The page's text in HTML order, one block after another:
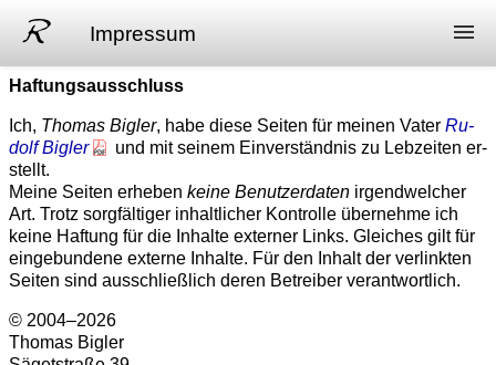
Impressum
Rudolf Bigler
Biographie
Werk
Archiv
Haftungsausschluss
Ich, Thomas Bigler, habe die­se Sei­ten für mei­nen Va­ter Ru­
dolf Big­ler
und mit sei­nem Ein­ver­ständ­nis zu Leb­zei­ten er­
stellt.
Meine Seiten erheben kei­ne Be­nutzer­da­ten ir­gend­wel­cher
Art. Trotz sor­gfäl­ti­ger in­halt­licher Kon­trolle über­neh­me ich
keine Haf­tung für die In­hal­te ex­ter­ner Links. Glei­ches gilt für
ein­ge­bun­dene ex­ter­ne In­halte. Für den In­halt der ver­linkten
Sei­ten sind aus­schließ­lich de­ren Be­trei­ber ver­ant­wort­lich.
© 2004–2026
Thomas Bigler